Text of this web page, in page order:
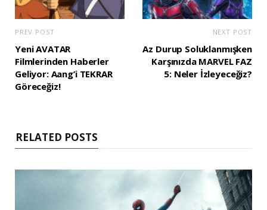
PREV POST
Yeni AVATAR
Filmlerinden Haberler
Geliyor: Aang’i TEKRAR
Göreceğiz!
NEXT POST
Az Durup Soluklanmışken
Karşınızda MARVEL FAZ
5: Neler İzleyeceğiz?
RELATED POSTS